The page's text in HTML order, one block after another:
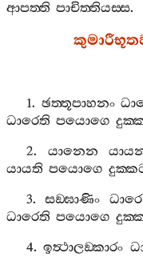
ආපත‍්ති පාචිත‍්තියස‍්ස.
1. ඡත‍්තූපාහනං
ධාරෙති පයොගෙ
2. යානෙන
යායති පයොගෙ
3.සඞ‍්ඝාණිං
ධාරෙති පයොගෙ
4.ඉත්‍ථාලඞ‍්කාරං